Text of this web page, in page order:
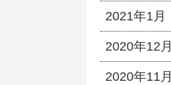
2021年1月
2020年12月
2020年11月